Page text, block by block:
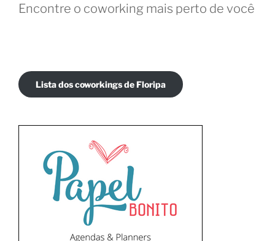
Encontre o coworking mais perto de você
Lista dos coworkings de Floripa